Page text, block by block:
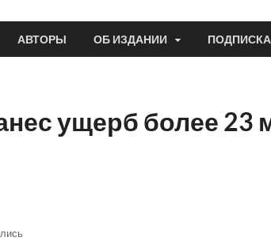
АВТОРЫ ОБ ИЗДАНИИ ПОДПИСКА
ущерб более 23